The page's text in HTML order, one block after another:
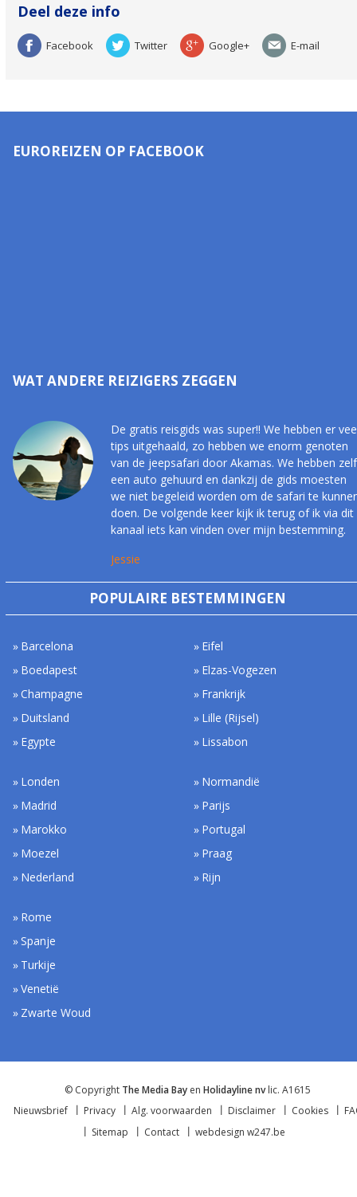
Deel deze info
Facebook Twitter Google+ E-mail
EUROREIZEN OP FACEBOOK
WAT ANDERE REIZIGERS ZEGGEN
De gratis reisgids was super!! We hebben er
tips uitgehaald, zo hebben we enorm genoten
van de jeepsafari door Akamas. We hebben zelf
een auto gehuurd en dankzij de gids moesten
we niet begeleid worden om de safari te
doen. De volgende keer kijk ik terug of ik via dit
kanaal iets kan vinden over mijn bestemming.
Jessie
POPULAIRE BESTEMMINGEN
Barcelona
Boedapest
Champagne
Duitsland
Egypte
Eifel
Elzas-Vogezen
Frankrijk
Lille (Rijsel)
Lissabon
Londen
Madrid
Marokko
Moezel
Nederland
Normandië
Parijs
Portugal
Praag
Rijn
Rome
Spanje
Turkije
Venetië
Zwarte Woud
© Copyright The Media Bay en Holidayline nvlic. A1615
Nieuwsbrief
Privacy Alg. voorwaarden Disclaimer Cookies
Sitemap
Contact webdesign w247.be